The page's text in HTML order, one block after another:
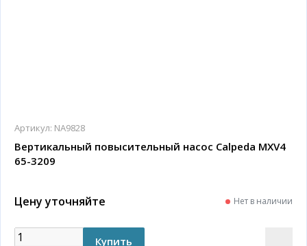
Артикул: NA9828
Вертикальный повысительный насос Calpeda MXV4
65-3209
Цену уточняйте Нет в наличии